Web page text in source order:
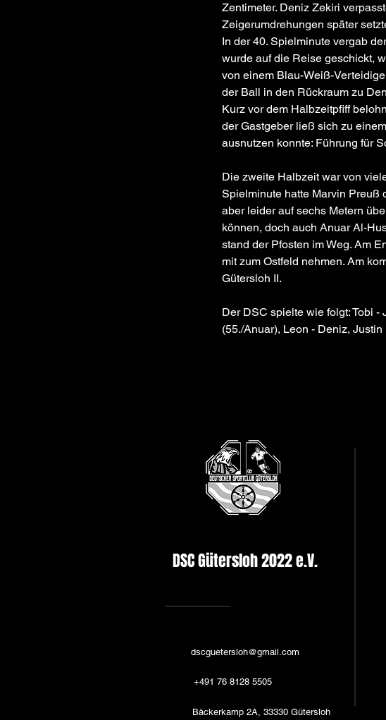
Zentimeter. Deniz Zekiri
Zeigerumdrehungen später
In der 40. Spielminute vergab
wurde auf die Reise geschickt,
von einem Blau-Weiß-
der Ball in den Rückraum zu
Kurz vor dem Halbzeitpfiff
der Gastgeber ließ sich zu
ausnutzen konnte: Führung für
Die zweite Halbzeit war von
Spielminute hatte Marvin Preuß
aber leider auf sechs Metern
können, doch auch Anuar Al-
stand der Pfosten im Weg. Am
mit zum Ostfeld nehmen. Am
Gütersloh II.
Der DSC spielte wie folgt: Tobi
(55./Anuar), Leon - Deniz, Justin
DSC Gütersloh 2022 e.V.
dscguetersloh@gmail.com
+491 76 8128 5505
Bäckerkamp 2A, 33330 Gütersloh